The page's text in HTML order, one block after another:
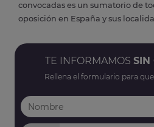
convocadas es un sumatorio de
oposición en España y sus
TE INFORMAMOS SIN
Rellena el formulario para